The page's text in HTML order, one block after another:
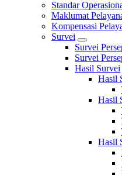
Standar
Maklumat
Kompensasi
Survei
Survei
Survei
Hasil Survei
Hasil
Hasil
Hasil